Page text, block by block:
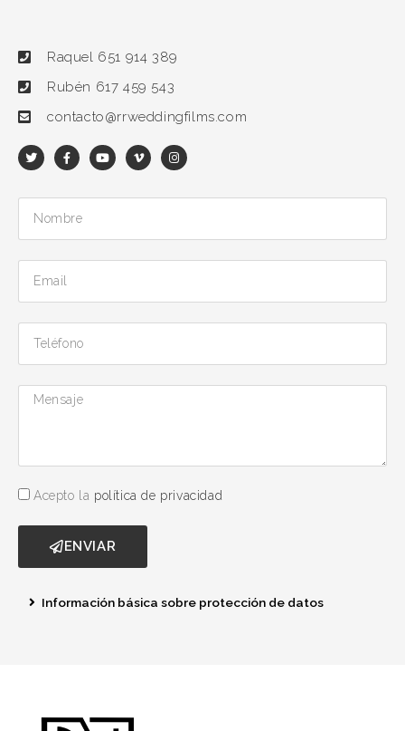
Raquel 651 914 389
Rubén 617 459 543
contacto@rrweddingfilms.com
Acepto la política de privacidad
ENVIAR
Información básica sobre protección de datos